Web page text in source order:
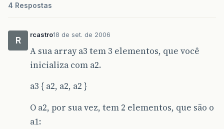
4 Respostas
R
rcastro18 de set. de 2006
A sua array a3 tem 3 elementos, que você
inicializa com a2.
a3 { a2, a2, a2 }
O a2, por sua vez, tem 2 elementos, que são o
a1: